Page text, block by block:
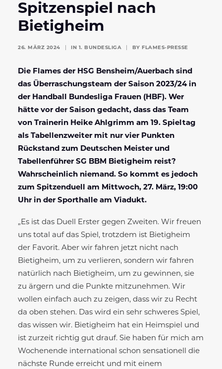
Spitzenspiel nach
Bietigheim
26. MÄRZ 2024 IN 1. BUNDESLIGA BY FLAMES-PRESSE
Die Flames der HSG Bensheim/Auerbach sind
das Überraschungsteam der Saison 2023/24 in
der Handball Bundesliga Frauen (HBF). Wer
hätte vor der Saison gedacht, dass das Team
von Trainerin Heike Ahlgrimm am 19. Spieltag
als Tabellenzweiter mit nur vier Punkten
Rückstand zum Deutschen Meister und
Tabellenführer SG BBM Bietigheim reist?
Wahrscheinlich niemand. So kommt es jedoch
zum Spitzenduell am Mittwoch, 27. März, 19:00
Uhr in der Sporthalle am Viadukt.
„Es ist das Duell Erster gegen Zweiten. Wir freuen
uns total auf das Spiel, trotzdem ist Bietigheim
der Favorit. Aber wir fahren jetzt nicht nach
Bietigheim, um zu verlieren, sondern wir fahren
natürlich nach Bietigheim, um zu gewinnen, sie
zu ärgern und die Punkte mitzunehmen. Wir
wollen einfach auch zu zeigen, dass wir zu Recht
da oben stehen. Das wird ein sehr schweres Spiel,
das wissen wir. Bietigheim hat ein Heimspiel und
ist zurzeit richtig gut drauf. Sie haben für mich am
Wochenende international schon sensationell die
nächste Runde erreicht und mit einem